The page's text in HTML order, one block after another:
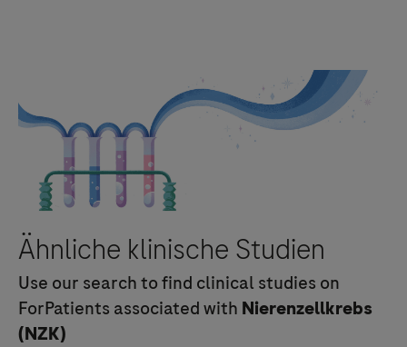
Ähnliche klinische Studien
Use our search to find clinical studies on
ForPatients associated with Nierenzellkrebs
(NZK)